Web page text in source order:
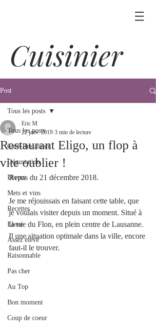
Cuisinier
Post
Tous les posts
Café-Restaurant
Dégustation
Divers
Mets et vins
Recettes
Elevé
Assez élevé
Raisonnable
Pas cher
Au Top
Bon moment
Coup de coeur
Tous les posts
Restaurant Eligo, un flop à
vite oublier !
Eric M
22 janv. 2019 3 min de lecture
Repas du 21 décembre 2018.
Je me réjouissais en faisant cette table, que
je voulais visiter depuis un moment. Situé à
la rue du Flon, en plein centre de Lausanne.
Il une situation optimale dans la ville, encore
faut-il le trouver.